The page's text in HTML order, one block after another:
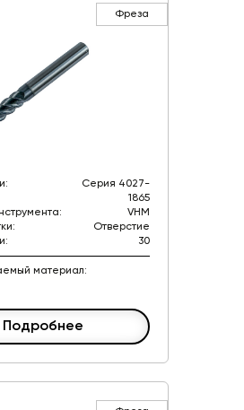
Фреза
Серия 4027-
1865
VHM
Отверстие
30
материал:
Подробнее